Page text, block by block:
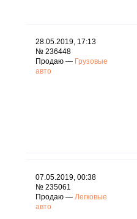
28.05.2019, 17:13
№ 236448
Продаю — Грузовые
авто
07.05.2019, 00:38
№ 235061
Продаю — Легковые
авто